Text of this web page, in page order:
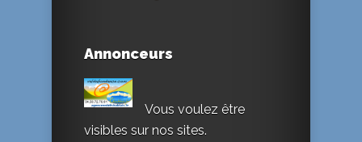
Annonceurs
Vous voulez être
visibles sur nos sites.